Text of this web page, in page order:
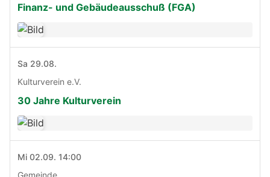
Finanz- und Gebäudeausschuß (FGA)
Sa 29.08.
Kulturverein e.V.
30 Jahre Kulturverein
Mi 02.09. 14:00
Gemeinde